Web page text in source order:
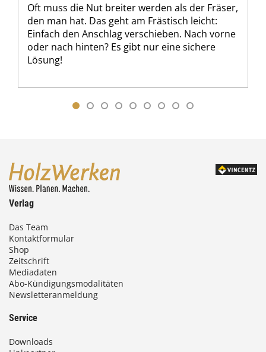
Oft muss die Nut breiter werden als der Fräser,
den man hat. Das geht am Frästisch leicht:
Einfach den Anschlag verschieben. Nach vorne
oder nach hinten? Es gibt nur eine sichere
Lösung!
Verlag
Das Team
Kontaktformular
Shop
Zeitschrift
Mediadaten
Abo-Kündigungsmodalitäten
Newsletteranmeldung
Service
Downloads